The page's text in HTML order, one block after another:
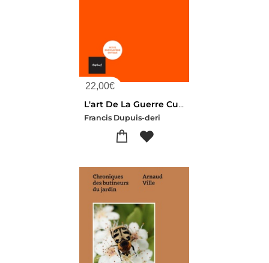
22,00€
L'art De La Guerre Culturelle
Francis Dupuis-deri